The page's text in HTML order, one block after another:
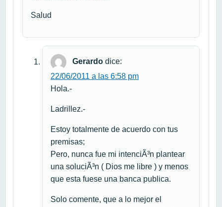
Salud
Gerardo dice:
22/06/2011 a las 6:58 pm
Hola.-
Ladrillez.-
Estoy totalmente de acuerdo con tus
premisas;
Pero, nunca fue mi intenciÃ³n plantear
una soluciÃ³n ( Dios me libre ) y menos
que esta fuese una banca publica.
Solo comente, que a lo mejor el